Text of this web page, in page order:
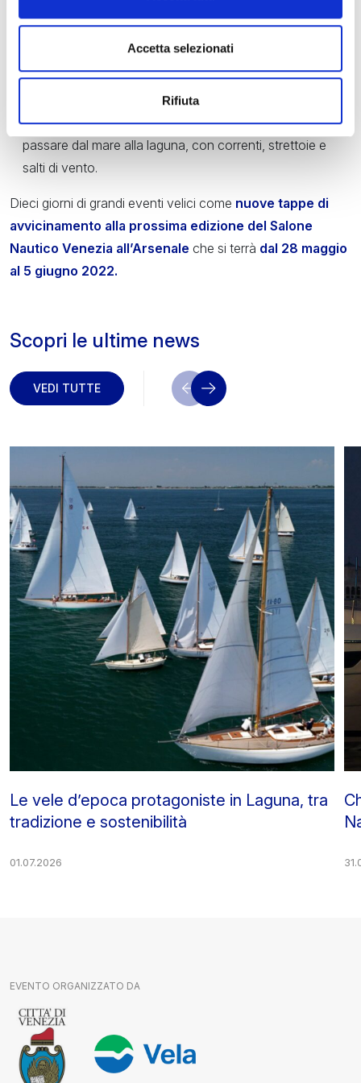
Accetta selezionati
Rifiuta
ottobre avrà luogo laXIV edizionedella Veleziana,
Compagnia della Vela Venezi
Veleziana si snodasu un percorso che parte dal mare
davanti al Lido di Venezia e si conclude in laguna davanti
a piazza San Marco, con tattiche particolari dovendo
passare dal mare alla laguna, con correnti, strettoie e
salti di vento.
Dieci giorni di grandi eventi velici come nuove tappe di
avvicinamento alla prossima edizione del Salone
Nautico Venezia all’Arsenale che si terrà dal 28 maggio
al 5 giugno 2022.
Scopri le ultime news
VEDI TUTTE
Le vele d’epoca protagoniste in Laguna, tra
tradizione e sostenibilità
01.07.2026
EVENTO ORGANIZZATO DA